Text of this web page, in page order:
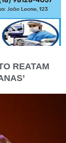
REATAM